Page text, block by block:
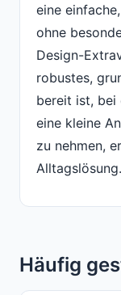
eine
ohne
Design-
robustes,
bereit ist, bei
eine kleine
zu nehmen,
Alltagslösung.
Häufig